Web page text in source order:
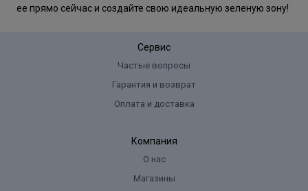
ее прямо сейчас и создайте свою идеальную зеленую зону!
Сервис
Частые вопросы
Гарантия и возврат
Оплата и доставка
Компания
О нас
Магазины